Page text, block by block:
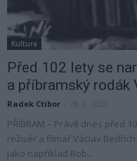
Kultura
Před 102 lety se
a příbramský rodák
Radek Ctibor
PŘÍBRAM – Právě dnes před
režisér a filmař Václav
jako například Bob...